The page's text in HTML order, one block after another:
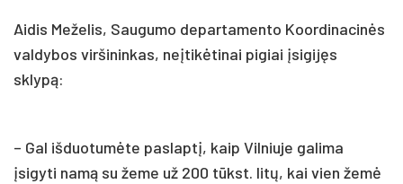
Aidis Meželis, Saugumo departamento Koordinacinės
valdybos viršininkas, neįtikėtinai pigiai įsigijęs
sklypą:
– Gal išduotumėte paslaptį, kaip Vilniuje galima
įsigyti namą su žeme už 200 tūkst. litų, kai vien žemė